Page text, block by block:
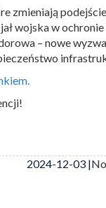
zmieniają
wojska w
– nowe
2024-12-03 |